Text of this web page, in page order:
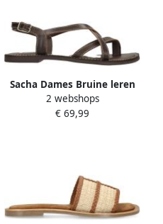
Sacha Dames Bruine leren
sandalen
2 webshops
€ 69,99